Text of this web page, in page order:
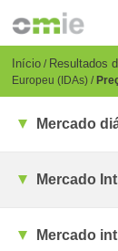
para
conteúdo
principal
Breadcrumb
Início Resultados
Europeu (IDAs)
Mercado
Mercado
Mercado